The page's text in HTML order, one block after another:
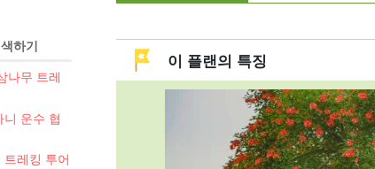
하기
나무 트레
운수 협
레킹 투어
이 플랜의 특징